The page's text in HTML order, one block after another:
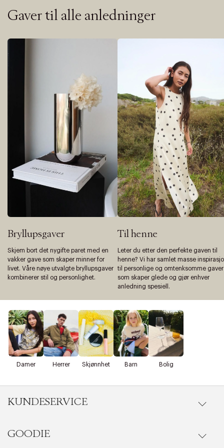
Gaver til alle anledninger
Bryllupsgaver
Skjem bort det nygifte paret med en
vakker gave som skaper minner for
livet. Våre nøye utvalgte bryllupsgaver
kombinerer stil og personlighet.
Til henne
Leter du etter den perfekte gaven til
henne? Vi har samlet masse
til personlige og omtenksomme gaver
som skaper glede og gjør enhver
anledning spesiell.
Damer Herrer Skjønnhet Barn Bolig
KUNDESERVICE
Gå til kundeservice
GOODIE